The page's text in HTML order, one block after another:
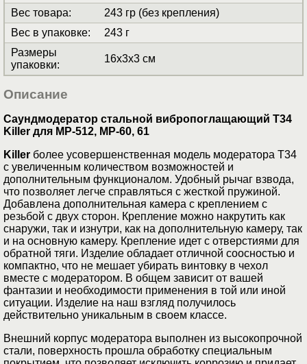
Вес товара:
243 гр (без крепления)
Вес в упаковке:
243 г
Размеры
упаковки:
16x3x3 см
Описание
Саундмодератор стальной вибропоглащающий T34
Killer для МР-512, МР-60, 61
Killer более усовершенственная модель модератора Т34
с увеличенным количеством возможностей и
дополнительным функционалом. Удобный рычаг взвода,
что позволяет легче справляться с жесткой пружиной.
Добавлена дополнительная камера с креплением с
резьбой с двух сторон. Крепление можно накрутить как
снаружи, так и изнутри, как на дополнительную камеру, так
и на основную камеру. Крепление идет с отверстиями для
обратной тяги. Изделие обладает отличной соосностью и
компактно, что не мешает убирать винтовку в чехол
вместе с модератором. В общем зависит от вашей
фантазии и необходимости применения в той или иной
ситуации. Изделие на наш взгляд получилось
действительно уникальным в своем классе.
Внешний корпус модератора выполнен из высокопрочной
стали, поверхность прошла обработку специальным